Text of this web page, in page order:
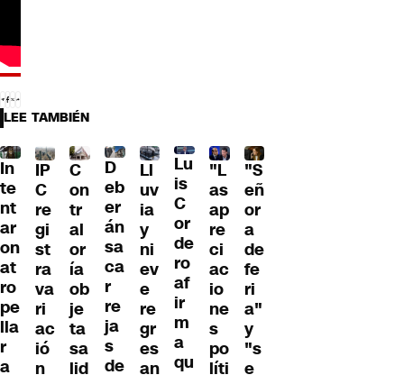
LEE TAMBIÉN
In
te
nt
ar
on
at
ro
pe
lla
r
a
IP
C
re
gi
st
ra
va
ri
ac
ió
n
C
on
tr
al
or
ía
ob
je
ta
sa
lid
D
eb
er
án
sa
ca
r
re
ja
s
de
Ll
uv
ia
y
ni
ev
e
re
gr
es
an
Lu
is
C
or
de
ro
af
ir
m
a
qu
"L
as
ap
re
ci
ac
io
ne
s
po
líti
"S
eñ
or
a
de
fe
ri
a"
y
"s
e